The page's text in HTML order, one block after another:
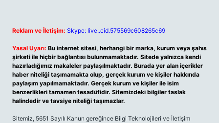
Reklam ve İletişim: Skype: live:.cid.575569c608265c69
Yasal Uyarı: Bu internet sitesi, herhangi bir marka, kurum veya şahıs
şirketi ile hiçbir bağlantısı bulunmamaktadır. Sitede yalnızca kendi
hazırladığımız makaleler paylaşılmaktadır. Burada yer alan içerikler
haber niteliği taşımamakta olup, gerçek kurum ve kişiler hakkında
paylaşım yapılmamaktadır. Gerçek kurum ve kişiler ile isim
benzerlikleri tamamen tesadüfidir. Sitemizdeki bilgiler taslak
halindedir ve tavsiye niteliği taşımazlar.
Sitemiz, 5651 Sayılı Kanun gereğince Bilgi Teknolojileri ve İletişim